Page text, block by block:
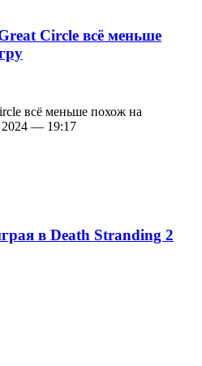
Circle всё меньше
всё меньше похож на
2024 — 19:17
в Death Stranding 2